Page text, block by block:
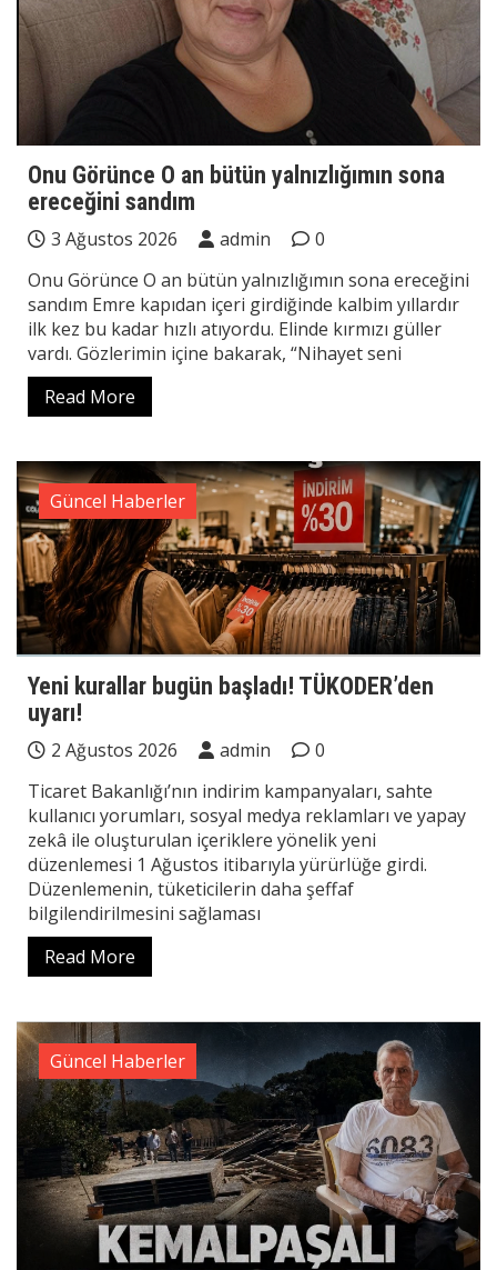
Onu Görünce O an bütün yalnızlığımın sona
ereceğini sandım
3 Ağustos 2026 admin
0
Onu Görünce O an bütün yalnızlığımın sona ereceğini
sandım Emre kapıdan içeri girdiğinde kalbim yıllardır
ilk kez bu kadar hızlı atıyordu. Elinde kırmızı güller
vardı. Gözlerimin içine bakarak, “Nihayet seni
Read More
Güncel Haberler
Yeni kurallar bugün başladı! TÜKODER’den
uyarı!
2 Ağustos 2026 admin
0
Ticaret Bakanlığı’nın indirim kampanyaları, sahte
kullanıcı yorumları, sosyal medya reklamları ve yapay
zekâ ile oluşturulan içeriklere yönelik yeni
düzenlemesi 1 Ağustos itibarıyla yürürlüğe girdi.
Düzenlemenin, tüketicilerin daha şeffaf
bilgilendirilmesini sağlaması
Read More
Güncel Haberler